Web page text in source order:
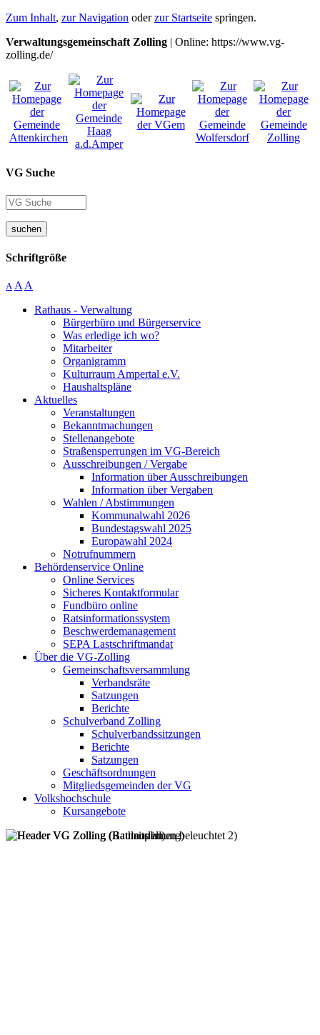
Zum Inhalt, zur Navigation oderzur Startseite springen.
Verwaltungsgemeinschaft Zolling | Online: https://www.vg-
zolling.de/
VG Suche
suchen
Schriftgröße
A A A
Rathaus - Verwaltung
Bürgerbüro und Bürgerservice
Was erledige ich wo?
Mitarbeiter
Organigramm
Kulturraum Ampertal e.V.
Haushaltspläne
Aktuelles
Veranstaltungen
Bekanntmachungen
Stellenangebote
Straßensperrungen im VG-Bereich
Ausschreibungen / Vergabe
Information über Ausschreibungen
Information über Vergaben
Wahlen / Abstimmungen
Kommunalwahl 2026
Bundestagswahl 2025
Europawahl 2024
Notrufnummern
Behördenservice Online
Online Services
Sicheres Kontaktformular
Fundbüro online
Ratsinformationssystem
Beschwerdemanagement
SEPA Lastschriftmandat
Über die VG-Zolling
Gemeinschaftsversammlung
Verbandsräte
Satzungen
Berichte
Schulverband Zolling
Schulverbandssitzungen
Berichte
Satzungen
Geschäftsordnungen
Mitgliedsgemeinden der VG
Volkshochschule
Kursangebote